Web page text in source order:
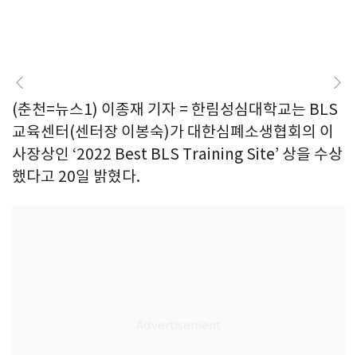
(춘천=뉴스1) 이종재 기자 = 한림성심대학교는 BLS
교육센터(센터장 이봉숙)가 대한심폐소생협회의 이
사장상인 ‘2022 Best BLS Training Site’ 상을 수상
했다고 20일 밝혔다.